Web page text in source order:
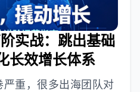
实战：跳出基础
长效增长体系
重，很多出海团队对